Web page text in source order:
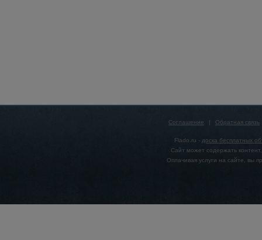
Соглашение | Обратная связь
Flado.ru - доска бесплатных
Сайт может содержать
Оплачивая услуги на сайте, вы